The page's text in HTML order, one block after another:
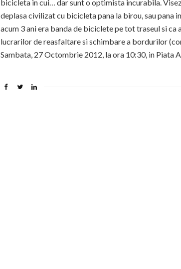
bicicleta in cui… dar sunt o optimista incurabila.
deplasa civilizat cu bicicleta pana la birou, sau pana
acum 3 ani era banda de biciclete pe tot traseul si ca
lucrarilor de reasfaltare si schimbare a bordurilor
Sambata, 27 Octombrie 2012, la ora 10:30, in Piata